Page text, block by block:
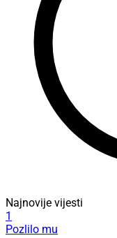
Najnovije vijesti
1
Pozlilo mu